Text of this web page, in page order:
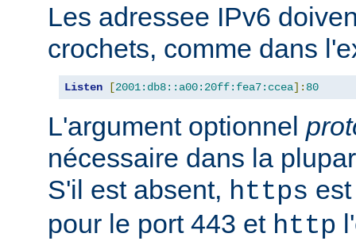
Les adressee IPv6
crochets, comme dans
Listen [2001:db8::a00:20ff:fea7:ccea]: 80
L'argument optionnel
nécessaire dans la
S'il est absent, https
pour le port 443 et http